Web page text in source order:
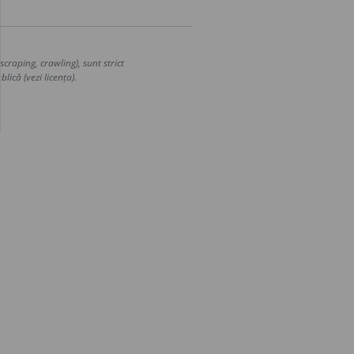
crawling), sunt strict
(vezi licența).